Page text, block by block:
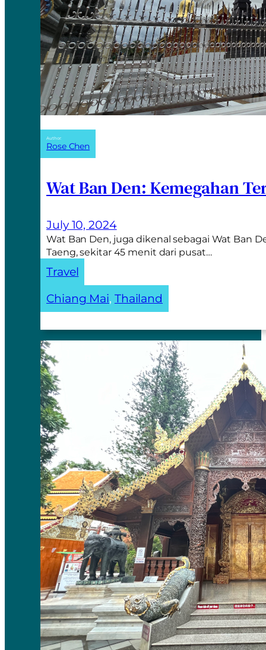
Author:
Rose Chen
Wat Ban Den: Kemegahan
July 10, 2024
Wat Ban Den, juga dikenal sebagai Wat Ban
Taeng, sekitar 45 menit dari pusat…
Travel
Chiang Mai, Thailand